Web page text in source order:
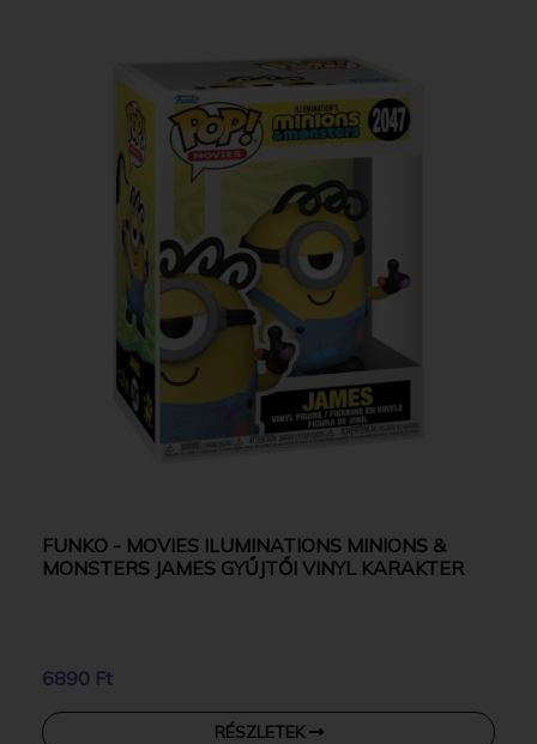
FUNKO - MOVIES ILUMINATIONS MINIONS &
MONSTERS JAMES GYŰJTŐI VINYL KARAKTER
6890 Ft
RÉSZLETEK